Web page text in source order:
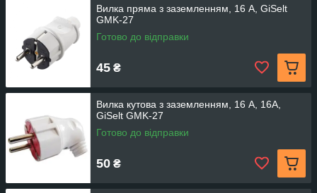
Вилка пряма з заземленням, 16 А, GiSelt
GMK-27
Готово до відправки
45 ₴
Вилка кутова з заземленням, 16 А, 16А,
GiSelt GMK-27
Готово до відправки
50 ₴